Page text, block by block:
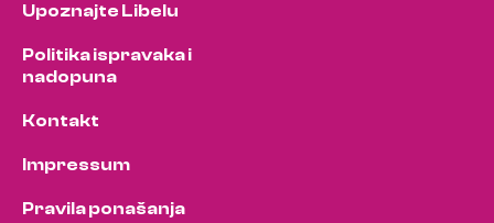
Upoznajte Libelu
Politika ispravaka i
nadopuna
Kontakt
Impressum
Pravila ponašanja